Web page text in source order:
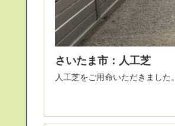
さいたま市：人工芝
人工芝をご用命いただきました。